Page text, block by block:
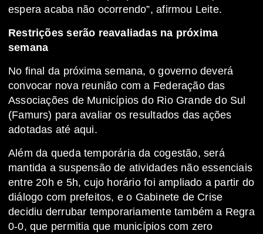
espera acaba não ocorrendo”, afirmou Leite.
Restrições serão reavaliadas na próxima
semana
No final da próxima semana, o governo deverá
convocar nova reunião com a Federação das
Associações de Municípios do Rio Grande do Sul
(Famurs) para avaliar os resultados das ações
adotadas até aqui.
Além da queda temporária da cogestão, será
mantida a suspensão de atividades não essenciais
entre 20h e 5h, cujo horário foi ampliado a partir do
diálogo com prefeitos, e o Gabinete de Crise
decidiu derrubar temporariamente também a Regra
0-0, que permitia que municípios com zero